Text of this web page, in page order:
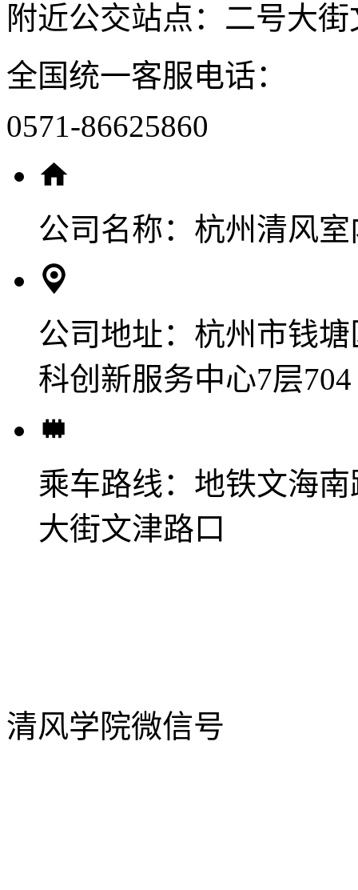
附近公交站点：二号大
全国统一客服电话：
0571-86625860
公司名称： 杭州清风
公司地址： 杭州市钱
科创新服务中心7层704
乘车路线： 地铁文海
大街文津路口
清风学院微信号